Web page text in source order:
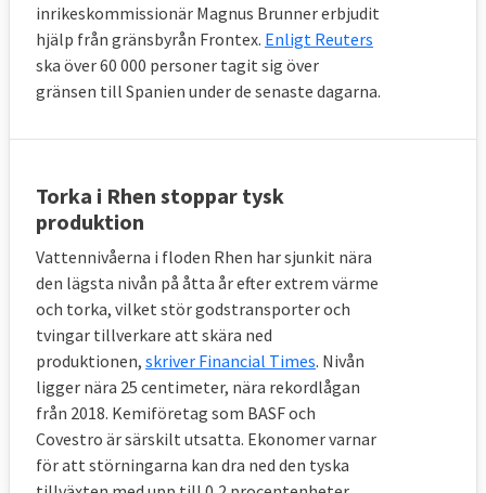
inrikeskommissionär Magnus Brunner erbjudit
hjälp från gränsbyrån Frontex. Enligt Reuters
ska över 60 000 personer tagit sig över
gränsen till Spanien under de senaste dagarna.
Torka i Rhen stoppar tysk
produktion
Vattennivåerna i floden Rhen har sjunkit nära
den lägsta nivån på åtta år efter extrem värme
och torka, vilket stör godstransporter och
tvingar tillverkare att skära ned
produktionen, skriver Financial Times. Nivån
ligger nära 25 centimeter, nära rekordlågan
från 2018. Kemiföretag som BASF och
Covestro är särskilt utsatta. Ekonomer varnar
för att störningarna kan dra ned den tyska